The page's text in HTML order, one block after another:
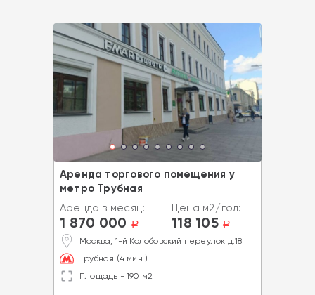
Аренда торгового помещения у
метро Трубная
Аренда в месяц:
1 870 000 a
Цена м2/год:
118 105 a
Москва, 1-й Колобовский переулок д.18
Трубная (4 мин.)
Площадь - 190 м2